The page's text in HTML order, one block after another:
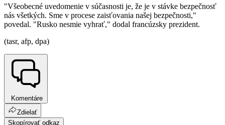
"Všeobecné uvedomenie v súčasnosti je, že je v stávke bezpečnosť
nás všetkých. Sme v procese zaisťovania našej bezpečnosti,"
povedal. "Rusko nesmie vyhrať," dodal francúzsky prezident.
(tasr, afp, dpa)
Komentáre
Zdielať
Skopírovať odkaz